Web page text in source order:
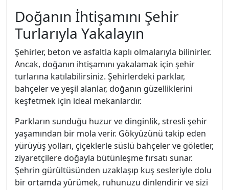
Doğanın İhtişamını Şehir
Turlarıyla Yakalayın
Şehirler, beton ve asfaltla kaplı olmalarıyla bilinirler.
Ancak, doğanın ihtişamını yakalamak için şehir
turlarına katılabilirsiniz. Şehirlerdeki parklar,
bahçeler ve yeşil alanlar, doğanın güzelliklerini
keşfetmek için ideal mekanlardır.
Parkların sunduğu huzur ve dinginlik, stresli şehir
yaşamından bir mola verir. Gökyüzünü takip eden
yürüyüş yolları, çiçeklerle süslü bahçeler ve göletler,
ziyaretçilere doğayla bütünleşme fırsatı sunar.
Şehrin gürültüsünden uzaklaşıp kuş sesleriyle dolu
bir ortamda yürümek, ruhunuzu dinlendirir ve sizi